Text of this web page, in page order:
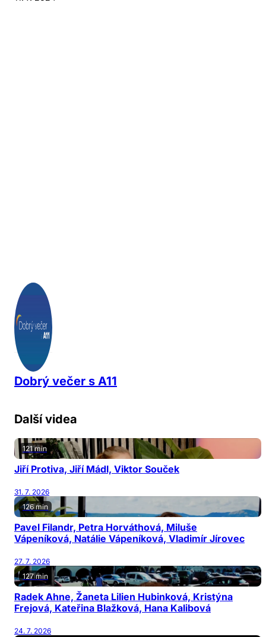
Dobrý večer s A11
Další videa
121 min
Jiří Protiva, Jiří Mádl, Viktor Souček
31. 7. 2026
126 min
Pavel Filandr, Petra Horváthová, Miluše
Vápeníková, Natálie Vápeníková, Vladimír Jírovec
27. 7. 2026
127 min
Radek Ahne, Žaneta Lilien Hubinková, Kristýna
Frejová, Kateřina Blažková, Hana Kalibová
24. 7. 2026